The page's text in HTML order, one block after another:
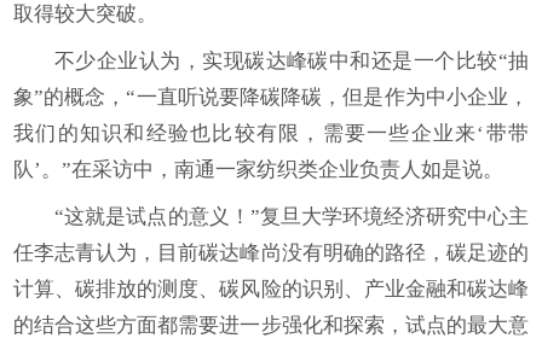
取得较大突破。
不少企业认为，实现碳达峰碳中和还是一个比较“抽
象”的概念，“一直听说要降碳降碳，但是作为中小企业，
我们的知识和经验也比较有限，需要一些企业来‘带带
队’。”在采访中，南通一家纺织类企业负责人如是说。
“这就是试点的意义！”复旦大学环境经济研究中心主
任李志青认为，目前碳达峰尚没有明确的路径，碳足迹的
计算、碳排放的测度、碳风险的识别、产业金融和碳达峰
的结合这些方面都需要进一步强化和探索，试点的最大意